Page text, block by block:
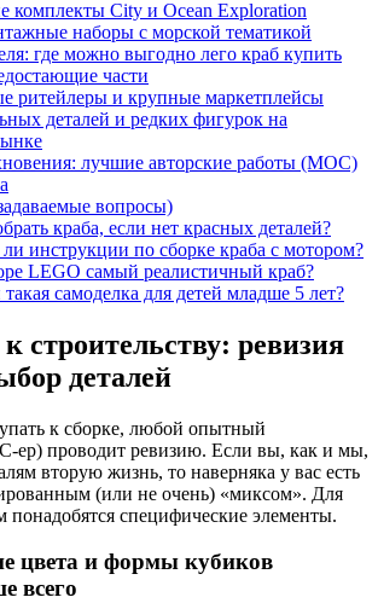
комплекты City и Ocean Exploration
наборы с морской тематикой
где можно выгодно лего краб купить
части
ритейлеры и крупные маркетплейсы
деталей и редких фигурок на
лучшие авторские работы (MOC)
вопросы)
краба, если нет красных деталей?
инструкции по сборке краба с мотором?
LEGO самый реалистичный краб?
самоделка для детей младше 5 лет?
строительству: ревизия
деталей
к сборке, любой опытный
ер) проводит ревизию. Если вы, как и мы,
вторую жизнь, то наверняка у вас есть
(или не очень) «миксом». Для
понадобятся специфические элементы.
цвета и формы кубиков
всего